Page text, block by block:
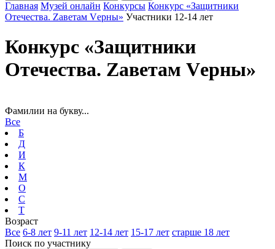
Главная Музей онлайн Конкурсы Конкурс «Защитники
Отечества. Zаветам Vерны» Участники 12-14 лет
Конкурс «Защитники
Отечества. Zаветам Vерны»
Фамилии на букву...
Все
Б
Д
И
К
М
О
С
Т
Возраст
Все 6-8 лет 9-11 лет 12-14 лет 15-17 лет старше 18 лет
Поиск по участнику